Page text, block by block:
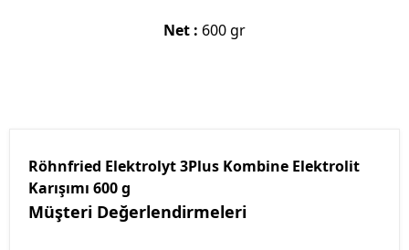
Net : 600 gr
Röhnfried Elektrolyt 3Plus Kombine Elektrolit
Karışımı 600 g
Müşteri Değerlendirmeleri